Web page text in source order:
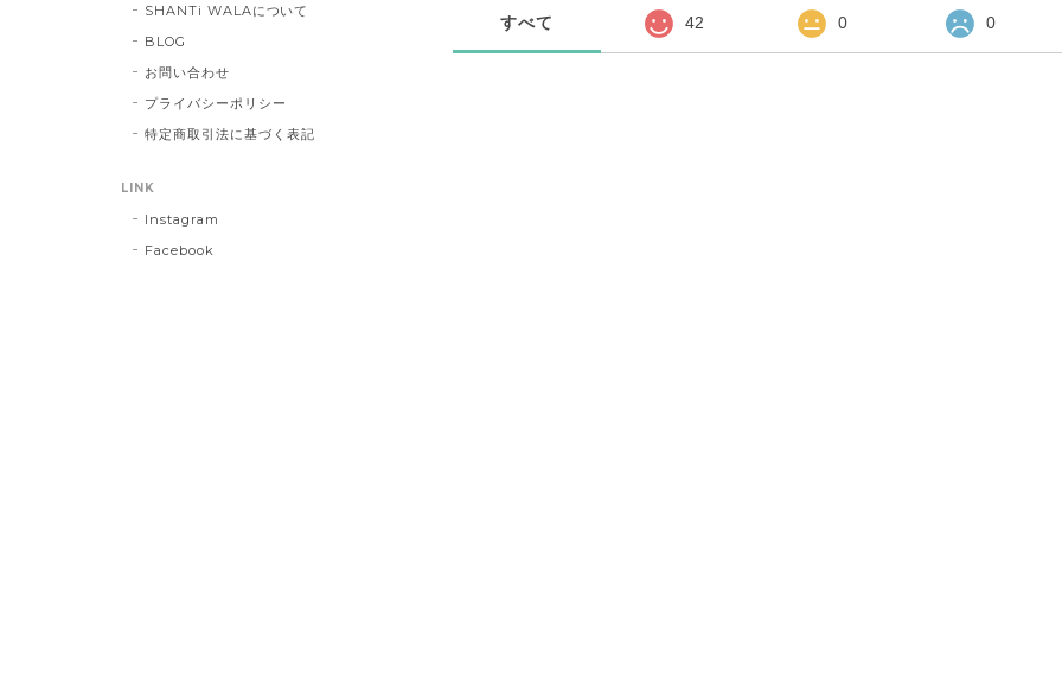
すべて 42 0 0
SHANTi WALAについて
BLOG
お問い合わせ
プライバシーポリシー
特定商取引法に基づく表記
LINK
Instagram
Facebook